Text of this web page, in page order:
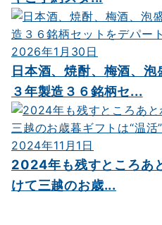
2026年1月30日
日本酒、焼酎、梅酒、
３年製造３６銘柄セ...
2024年11月1日
2024年も残すところあ
けて三越のお歳...